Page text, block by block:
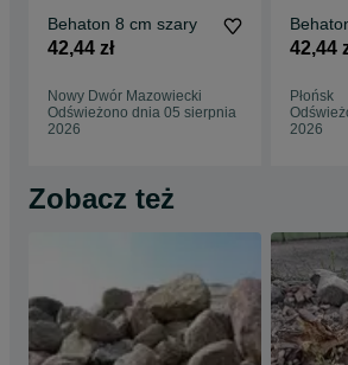
Behaton 8 cm szary
42,44 zł
Nowy Dwór Mazowiecki
Odświeżono dnia 05 sierpnia
2026
42,44
Płońsk
2026
Zobacz też